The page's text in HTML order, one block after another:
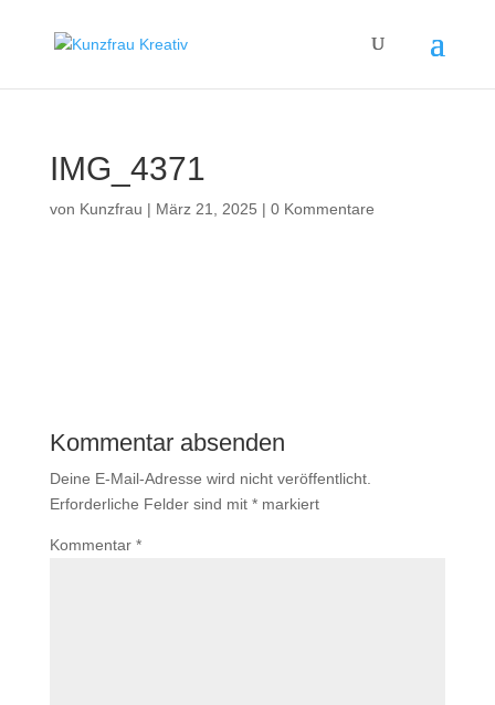
IMG_4371
von Kunzfrau | März 21, 2025 | 0 Kommentare
Kommentar absenden
Deine E-Mail-Adresse wird nicht veröffentlicht.
Erforderliche Felder sind mit *markiert
Kommentar *